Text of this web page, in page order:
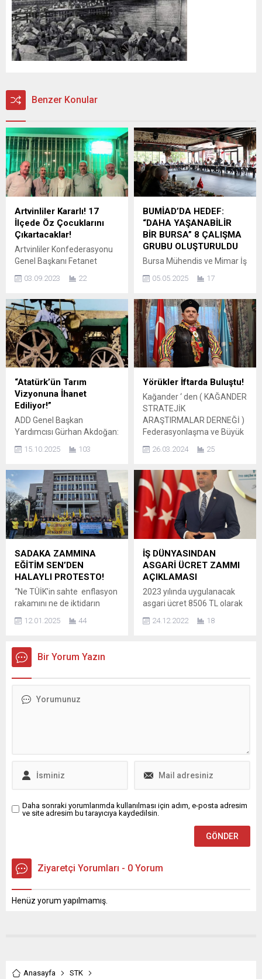
Benzer Konular
Artvinliler Kararlı! 17
İlçede Öz Çocuklarını
Çıkartacaklar!
Artvinliler Konfederasyonu
Genel Başkanı Fetanet
zaman haklı gurunu ve
belirterek 17 ilçede öz
çocuklarını belediye başkan
adayı, belediye meclis
üyeliğini belirlemek için
sahaya indi! Gemlik’te İYİ
Parti İlçe Başkanı Ertuğrul
Yavuz ile ARKON Genel
Başkan Yardımcıları Kirman
Balcı ve Adil Yavuz Aslan’la
birlikte görüşen...
03.09.2023 22
BUMİAD’DA HEDEF:
“DAHA YAŞANABİLİR
BİR BURSA” 8 ÇALIŞMA
GRUBU OLUŞTURULDU
Bursa Mühendis ve Mimar İş
Yönetim Kurulu Başkanı
bilim insanları olarak “daha
yaşanabilir bir Bursa” hedefi
doğrultusunda çalıştıklarını
kaydederek, derneğin daha
etkin bir konuma gelmesi
için 8 ayrı çalıma grubu
oluşturduklarını belirtti.
Bursa Mühendis ve Mimar İş
İnsanları Derneği
(BUMİAD), üyeleriyle bir
kahvaltı programında
buluştu....
05.05.2025 17
“Atatürk’ün Tarım
Vizyonuna İhanet
Ediliyor!”
ADD Genel Başkan
Yardımcısı Gürhan Akdoğan:
Vizyonuna İhanet Ediliyor!”
Düşünce Derneği (ADD)
Genel Başkan Yardımcısı
Gürhan Akdoğan, Dünya
Kadın Çiftçiler Günü
dolayısıyla yaptığı
açıklamada hem kadın
çiftçilerin yaşadığı yapısal
sorunlara hem de Bursa’da
tarımın sanayiye kurban
tepki gösterdi. Akdoğan,
“Atatürk’ün tarım
devrimiyle...
15.10.2025 103
Yörükler İftarda Buluştu!
Kağander ‘ den ( KAĞANDER
STRATEJİK
ARAŞTIRMALAR DERNEĞİ )
Federasyonlaşma ve Büyük
SÜRECİN YÜRÜYÜŞÜNE
ORHANGAZİ
TÜRBELERINDEN BAŞLANDI
Kururcu Başkan Mustafa
BAY, yaptığı aciklamada
“KAĞANDER olarak iftar
programımızı Tophane’ deki
Osmangazi ve Orhangazi
‘nin manevi gölgesinde
Osmangazi Yörük Türkmen
Derneği binasında
gerçekleştirdik. Iftarımız için
efsane hayırseverimiz...
26.03.2024 25
SADAKA ZAMMINA
EĞİTİM SEN’DEN
HALAYLI PROTESTO!
“Ne TÜİK’in sahte enflasyon
rakamını ne de iktidarın
istemiyoruz!” Eğitim Sen
kutlamasında üyeleriyle bir
araya geldi. Otosansit
Milletvekili Orhan Sarıbal,
12.01.2025 44
İŞ DÜNYASINDAN
ASGARİ ÜCRET ZAMMI
AÇIKLAMASI
2023 yılında uygulanacak
asgari ücret 8506 TL olarak
zamlanan asgari ücretle ilgili
24.12.2022 18
Bir Yorum Yazın
Daha sonraki yorumlarımda kullanılması için adım, e-posta adresim
ve site adresim bu tarayıcıya kaydedilsin.
Ziyaretçi Yorumları - 0 Yorum
Henüz yorum yapılmamış.
Anasayfa STK